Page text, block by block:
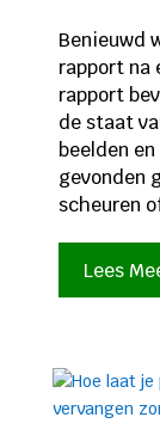
Benieuwd
rapport na
rapport
de staat
beelden
gevonden
scheuren
Lees